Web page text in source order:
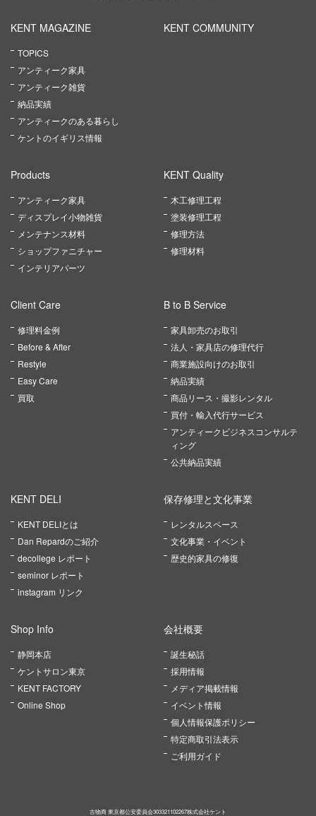
KENT MAGAZINE
TOPICS
アンティーク家具
アンティーク雑貨
納品実績
アンティークのある暮らし
ケントのイギリス情報
KENT COMMUNITY
Products
アンティーク家具
ディスプレイ小物雑貨
メンテナンス材料
ショップファニチャー
インテリアパーツ
KENT Quality
木工修理工程
塗装修理工程
修理方法
修理材料
Client Care
修理料金例
Before & After
Restyle
Easy Care
買取
B to B Service
家具卸売のお取引
法人・家具店の修理代行
商業施設向けのお取引
納品実績
商品リース・撮影レンタル
買付・輸入代行サービス
アンティークビジネスコンサルテ
ィング
公共納品実績
KENT DELI
KENT DELIとは
Dan Repardのご紹介
decollege レポート
seminor レポート
instagram リンク
保存修理と文化事業
レンタルスペース
文化事業・イベント
歴史的家具の修復
Shop Info
静岡本店
ケントサロン東京
KENT FACTORY
Online Shop
会社概要
誕生秘話
採用情報
メディア掲載情報
イベント情報
個人情報保護ポリシー
特定商取引法表示
ご利用ガイド
古物商 東京都公安委員会303321102267株式会社ケント